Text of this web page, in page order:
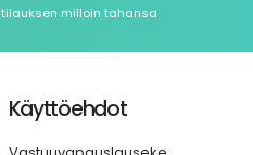
milloin tahansa
Käyttöehdot